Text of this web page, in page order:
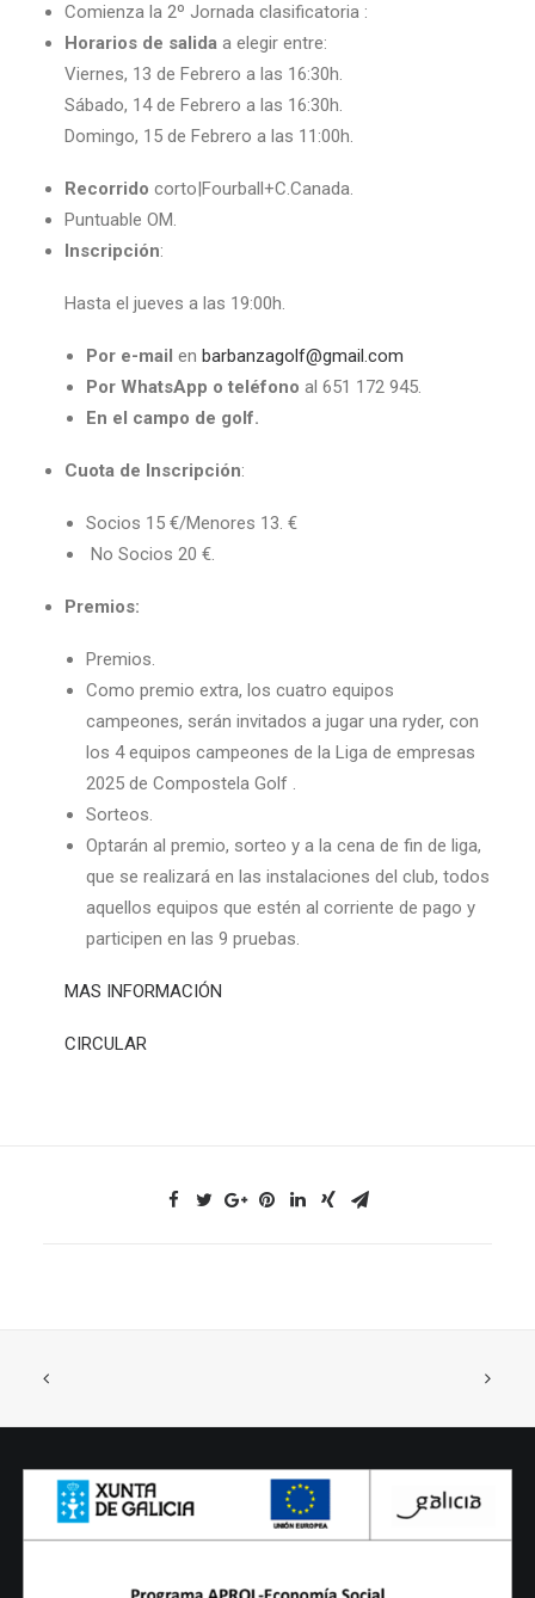
Comienza la 2º Jornada clasificatoria :
Horarios de salida a elegir entre:
Viernes, 13 de Febrero a las 16:30h.
Sábado, 14 de Febrero a las 16:30h.
Domingo, 15 de Febrero a las 11:00h.
Recorrido corto|Fourball+C.Canada.
Puntuable OM.
Inscripción:
Hasta el jueves a las 19:00h.
Por e-mail en barbanzagolf@gmail.com
Por WhatsApp o teléfono al 651 172 945.
En el campo de golf.
Cuota de Inscripción:
Socios 15 €/Menores 13. €
No Socios 20 €.
Premios:
Premios.
Como premio extra, los cuatro equipos
campeones, serán invitados a jugar una ryder, con
los 4 equipos campeones de la Liga de empresas
2025 de Compostela Golf .
Sorteos.
Optarán al premio, sorteo y a la cena de fin de liga,
que se realizará en las instalaciones del club, todos
aquellos equipos que estén al corriente de pago y
participen en las 9 pruebas.
MAS INFORMACIÓN
CIRCULAR